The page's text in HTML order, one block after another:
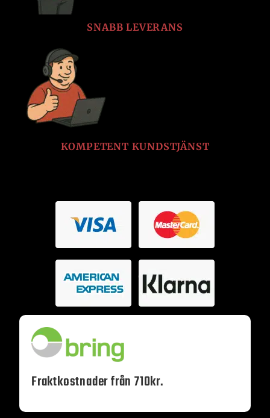
SNABB LEVERANS
KOMPETENT KUNDSTJÄNST
Fraktkostnader från 710kr.